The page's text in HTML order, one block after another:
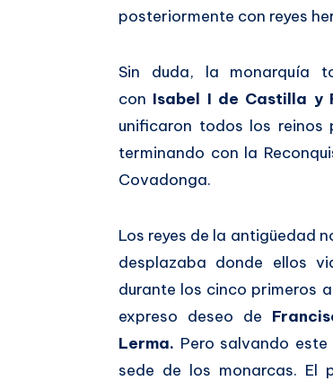
Twitterposteriormente con reyes
Sin duda, la monarquía
con Isabel I de Castilla y
unificaron todos los reinos
terminando con la
Covadonga.
Los reyes de la antigüedad
desplazaba donde ellos
durante los cinco primeros
expreso deseo de
Lerma. Pero salvando
sede de los monarcas. El